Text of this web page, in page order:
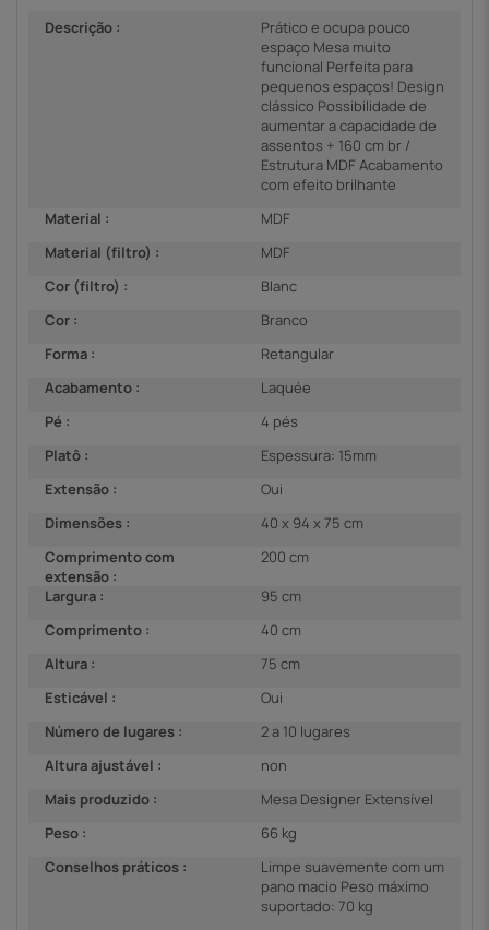
Descrição :
Prático e ocupa pouco
espaço Mesa muito
funcional Perfeita para
pequenos espaços! Design
clássico Possibilidade de
aumentar a capacidade de
assentos + 160 cm br /
Estrutura MDF Acabamento
com efeito brilhante
Material :
MDF
Material (filtro) :
MDF
Cor (filtro) :
Blanc
Cor :
Branco
Forma :
Retangular
Acabamento :
Laquée
Pé :
4 pés
Platô :
Espessura: 15mm
Extensão :
Oui
Dimensões :
40 x 94 x 75 cm
Comprimento com
extensão :
200 cm
Largura :
95 cm
Comprimento :
40 cm
Altura :
75 cm
Esticável :
Oui
Número de lugares :
2 a 10 lugares
Altura ajustável :
non
Mais produzido :
Mesa Designer Extensível
Peso :
66 kg
Conselhos práticos :
Limpe suavemente com um
pano macio Peso máximo
suportado: 70 kg